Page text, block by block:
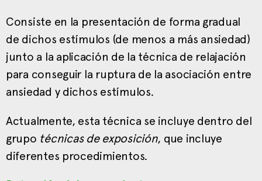
Consiste en la presentación de forma gradual
de dichos estímulos (de menos a más ansiedad)
junto a la aplicación de la técnica de relajación
para conseguir la ruptura de la asociación entre
ansiedad y dichos estímulos.
Actualmente, esta técnica se incluye dentro del
grupo técnicas de exposición, que incluye
diferentes procedimientos.